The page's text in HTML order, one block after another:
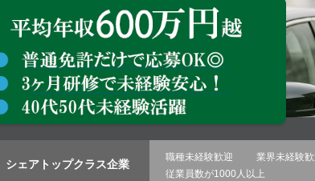
シェアトップクラス企業
職種未経験歓迎 業界未経験
従業員数が1000人以上